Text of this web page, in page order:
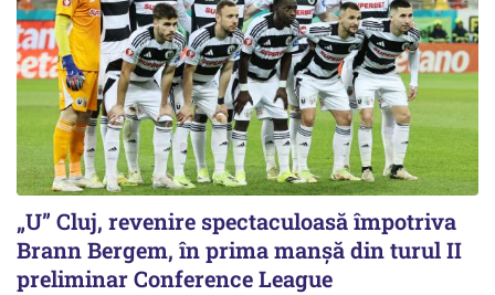
„U” Cluj, revenire spectaculoasă împotriva
Brann Bergem, în prima manșă din turul II
preliminar Conference League